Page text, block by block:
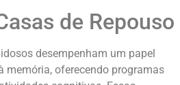
de Repouso
desempenham um papel
oferecendo programas